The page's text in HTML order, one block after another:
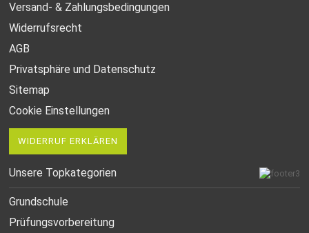
Versand- & Zahlungsbedingungen
Widerrufsrecht
AGB
Privatsphäre und Datenschutz
Sitemap
Cookie Einstellungen
WIDERRUF ERKLÄREN
Unsere Topkategorien
Grundschule
Prüfungsvorbereitung